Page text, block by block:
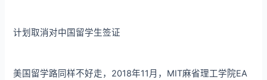
计划取消对中国留学生签证
美国留学路同样不好走，2018年11月，MIT麻省理工学院EA